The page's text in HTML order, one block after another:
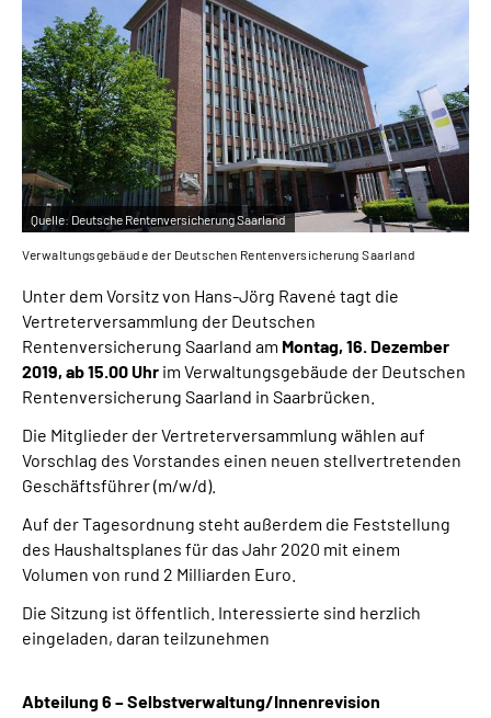
Mein Kundenportal
Quelle: Deutsche Rentenversicherung Saarland
Verwaltungsgebäude der Deutschen Rentenversicherung Saarland
Unter dem Vorsitz von Hans-Jörg Ravené tagt die
Vertreterversammlung der Deutschen
Rentenversicherung Saarland am Montag, 16. Dezember
2019, ab 15.00 Uhr im Verwaltungsgebäude der Deutschen
Rentenversicherung Saarland in Saarbrücken.
Die Mitglieder der Vertreterversammlung wählen auf
Vorschlag des Vorstandes einen neuen stellvertretenden
Geschäftsführer (m/w/d).
Auf der Tagesordnung steht außerdem die Feststellung
des Haushaltsplanes für das Jahr 2020 mit einem
Volumen von rund 2 Milliarden Euro.
Die Sitzung ist öffentlich. Interessierte sind herzlich
eingeladen, daran teilzunehmen
Abteilung 6 – Selbstverwaltung/Innenrevision